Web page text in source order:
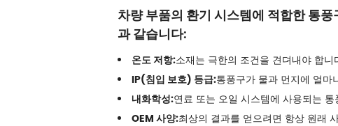
차량 부품의 환기 시스템에 적합한 통
과 같습니다:
온도 저항:소재는 극한의 조건을 견뎌내야 합니
IP(침입 보호) 등급:통풍구가 물과 먼지에 얼마
내화학성:연료 또는 오일 시스템에 사용되는
OEM 사양:최상의 결과를 얻으려면 항상 원래